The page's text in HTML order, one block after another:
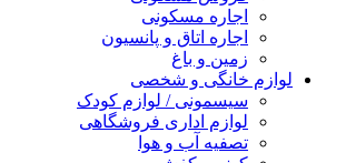
اجاره مسکونی
اجاره اتاق و پانسیون
زمین و باغ
لوازم خانگی و شخصی
سیسمونی / لوازم کودک
لوازم اداری فروشگاهی
تصفیه آب و هوا